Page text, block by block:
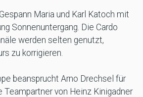
Maria und Karl Katoch mit
Sonnenuntergang. Die Cardo
werden selten genutzt,
zu korrigieren.
beansprucht Arno Drechsel für
Teampartner von Heinz Kinigadner